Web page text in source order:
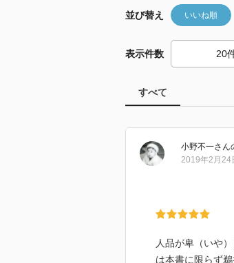
並び替え いいね順
表示件数
すべて
小野不一さん
2019年2月24
人品が卑（いや
は本書に限らず